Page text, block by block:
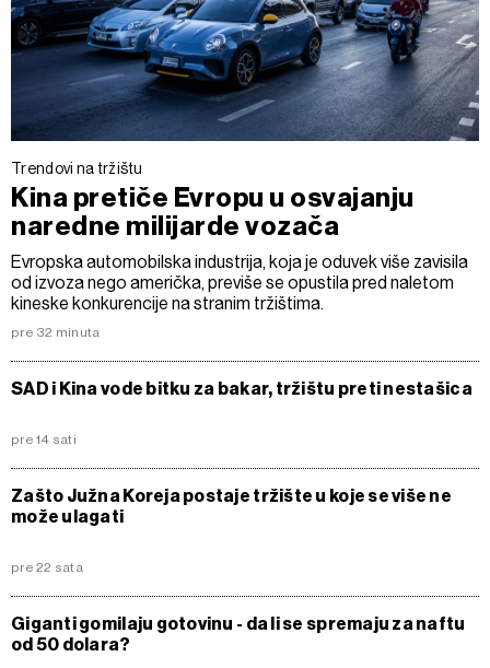
Trendovi na tržištu
Kina pretiče Evropu u osvajanju
naredne milijarde vozača
Evropska automobilska industrija, koja je oduvek više zavisila
od izvoza nego američka, previše se opustila pred naletom
kineske konkurencije na stranim tržištima.
pre 32 minuta
SAD i Kina vode bitku za bakar, tržištu preti nestašica
pre 14 sati
Zašto Južna Koreja postaje tržište u koje se više ne
može ulagati
pre 22 sata
Giganti gomilaju gotovinu - da li se spremaju za naftu
od 50 dolara?